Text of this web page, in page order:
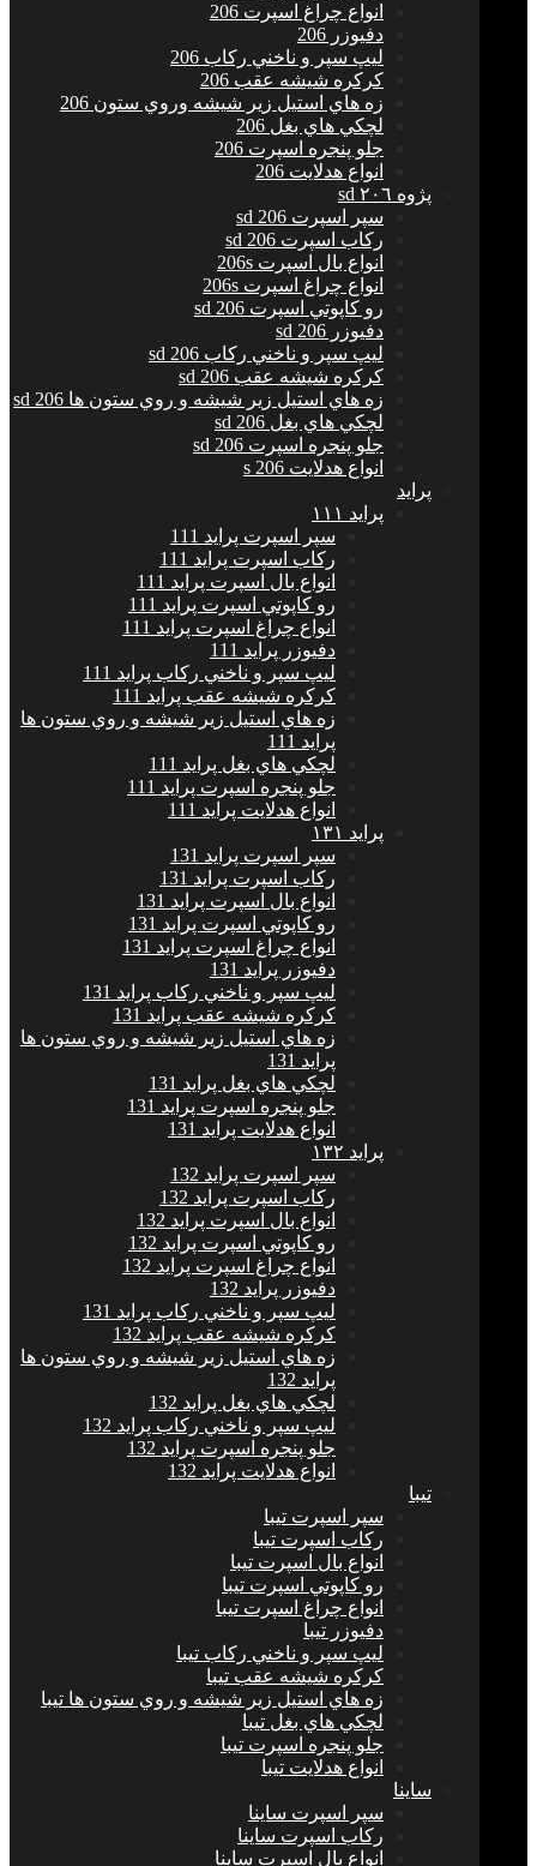
انواع چراغ اسپرت 206
دفيوزر 206
ليپ سپر و ناخني ركاب 206
كركره شيشه عقب 206
زه هاي استيل زير شيشه وروي ستون 206
لچكي هاي بغل 206
جلو پنجره اسپرت 206
انواع هدلايت 206
پژوه ٢٠٦ sd
سپر اسپرت 206 sd
ركاب اسپرت 206 sd
انواع بال اسپرت 206s
انواع چراغ اسپرت 206s
رو كاپوتي اسپرت 206 sd
دفيوزر 206 sd
ليپ سپر و ناخني ركاب 206 sd
كركره شيشه عقب 206 sd
زه هاي استيل زير شيشه و روي ستون ها 206 sd
لچكي هاي بغل 206 sd
جلو پنجره اسپرت 206 sd
انواع هدلايت 206 s
پراید
پرايد ١١١
سپر اسپرت پراید 111
ركاب اسپرت پراید 111
انواع بال اسپرت پراید 111
رو كاپوتي اسپرت پراید 111
انواع چراغ اسپرت پراید 111
دفيوزر پراید 111
ليپ سپر و ناخني ركاب پراید 111
كركره شيشه عقب پراید 111
زه هاي استيل زير شيشه و روي ستون ها
پراید 111
لچكي هاي بغل پراید 111
جلو پنجره اسپرت پراید 111
انواع هدلايت پراید 111
پرايد ١٣١
سپر اسپرت پراید 131
ركاب اسپرت پراید 131
انواع بال اسپرت پراید 131
رو كاپوتي اسپرت پراید 131
انواع چراغ اسپرت پراید 131
دفيوزر پراید 131
ليپ سپر و ناخني ركاب پراید 131
كركره شيشه عقب پراید 131
زه هاي استيل زير شيشه و روي ستون ها
پراید 131
لچكي هاي بغل پراید 131
جلو پنجره اسپرت پراید 131
انواع هدلايت پراید 131
پرايد ١٣٢
سپر اسپرت پراید 132
ركاب اسپرت پراید 132
انواع بال اسپرت پراید 132
رو كاپوتي اسپرت پراید 132
انواع چراغ اسپرت پراید 132
دفيوزر پراید 132
ليپ سپر و ناخني ركاب پراید 131
كركره شيشه عقب پراید 132
زه هاي استيل زير شيشه و روي ستون ها
پراید 132
لچكي هاي بغل پراید 132
ليپ سپر و ناخني ركاب پراید 132
جلو پنجره اسپرت پراید 132
انواع هدلايت پراید 132
تيبا
سپر اسپرت تیبا
ركاب اسپرت تیبا
انواع بال اسپرت تیبا
رو كاپوتي اسپرت تیبا
انواع چراغ اسپرت تیبا
دفيوزر تیبا
ليپ سپر و ناخني ركاب تیبا
كركره شيشه عقب تیبا
زه هاي استيل زير شيشه و روي ستون ها تیبا
لچكي هاي بغل تیبا
جلو پنجره اسپرت تیبا
انواع هدلايت تیبا
ساينا
سپر اسپرت ساینا
ركاب اسپرت ساینا
انواع بال اسپرت ساینا